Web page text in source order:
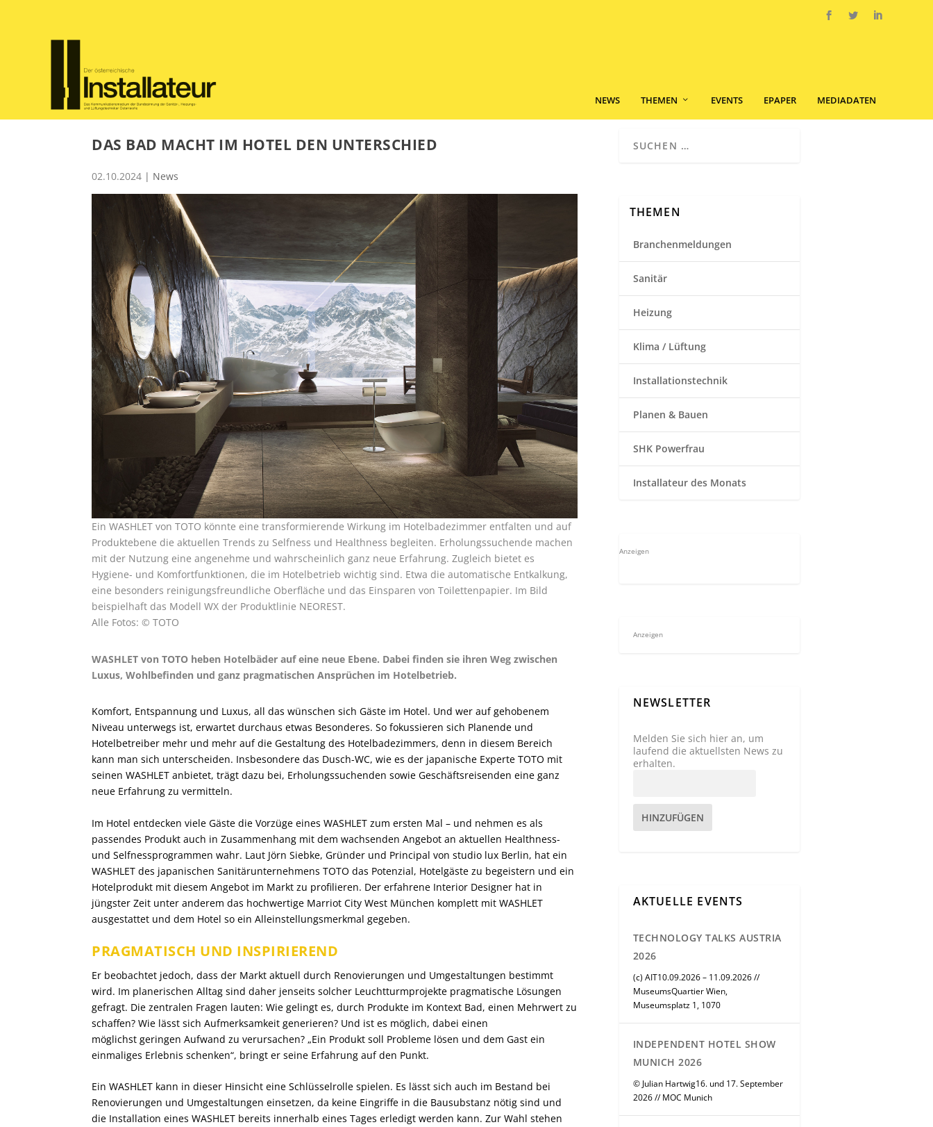
NEWS THEMEN EVENTS EPAPER MEDIADATEN
DAS BAD MACHT IM HOTEL DEN UNTERSCHIED
02.10.2024 | News
Ein WASHLET von TOTO könnte eine transformierende Wirkung im Hotelbadezimmer entfalten und auf
Produktebene die aktuellen Trends zu Selfness und Healthness begleiten. Erholungssuchende machen
mit der Nutzung eine angenehme und wahrscheinlich ganz neue Erfahrung. Zugleich bietet es
Hygiene- und Komfortfunktionen, die im Hotelbetrieb wichtig sind. Etwa die automatische Entkalkung,
eine besonders reinigungsfreundliche Oberfläche und das Einsparen von Toilettenpapier. Im Bild
beispielhaft das Modell WX der Produktlinie NEOREST.
Alle Fotos: © TOTO
WASHLET von TOTO heben Hotelbäder auf eine neue Ebene. Dabei finden sie ihren Weg zwischen
Luxus, Wohlbefinden und ganz pragmatischen Ansprüchen im Hotelbetrieb.
Komfort, Entspannung und Luxus, all das wünschen sich Gäste im Hotel. Und wer auf gehobenem
Niveau unterwegs ist, erwartet durchaus etwas Besonderes. So fokussieren sich Planende und
Hotelbetreiber mehr und mehr auf die Gestaltung des Hotelbadezimmers, denn in diesem Bereich
kann man sich unterscheiden. Insbesondere das Dusch-WC, wie es der japanische Experte TOTO mit
seinen WASHLET anbietet, trägt dazu bei, Erholungssuchenden sowie Geschäftsreisenden eine ganz
neue Erfahrung zu vermitteln.
Im Hotel entdecken viele Gäste die Vorzüge eines WASHLET zum ersten Mal – und nehmen es als
passendes Produkt auch in Zusammenhang mit dem wachsenden Angebot an aktuellen Healthness-
und Selfnessprogrammen wahr. Laut Jörn Siebke, Gründer und Principal von studio lux Berlin, hat ein
WASHLET des japanischen Sanitärunternehmens TOTO das Potenzial, Hotelgäste zu begeistern und ein
Hotelprodukt mit diesem Angebot im Markt zu profilieren. Der erfahrene Interior Designer hat in
jüngster Zeit unter anderem das hochwertige Marriot City West München komplett mit WASHLET
ausgestattet und dem Hotel so ein Alleinstellungsmerkmal gegeben.
PRAGMATISCH UND INSPIRIEREND
Er beobachtet jedoch, dass der Markt aktuell durch Renovierungen und Umgestaltungen bestimmt
wird. Im planerischen Alltag sind daher jenseits solcher Leuchtturmprojekte pragmatische Lösungen
gefragt. Die zentralen Fragen lauten: Wie gelingt es, durch Produkte im Kontext Bad, einen Mehrwert zu
schaffen? Wie lässt sich Aufmerksamkeit generieren? Und ist es möglich, dabei einen
möglichst geringen Aufwand zu verursachen? „Ein Produkt soll Probleme lösen und dem Gast ein
einmaliges Erlebnis schenken“, bringt er seine Erfahrung auf den Punkt.
Ein WASHLET kann in dieser Hinsicht eine Schlüsselrolle spielen. Es lässt sich auch im Bestand bei
Renovierungen und Umgestaltungen einsetzen, da keine Eingriffe in die Bausubstanz nötig sind und
die Installation eines WASHLET bereits innerhalb eines Tages erledigt werden kann. Zur Wahl stehen
THEMEN
Branchenmeldungen
Sanitär
Heizung
Klima / Lüftung
Installationstechnik
Planen & Bauen
SHK Powerfrau
Installateur des Monats
Anzeigen
Anzeigen
NEWSLETTER
Melden Sie sich hier an, um
laufend die aktuellsten News zu
erhalten.
HINZUFÜGEN
AKTUELLE EVENTS
TECHNOLOGY TALKS AUSTRIA
2026
(c) AIT10.09.2026 – 11.09.2026 //
MuseumsQuartier Wien,
Museumsplatz 1, 1070
INDEPENDENT HOTEL SHOW
MUNICH 2026
© Julian Hartwig16. und 17. September
2026 // MOC Munich